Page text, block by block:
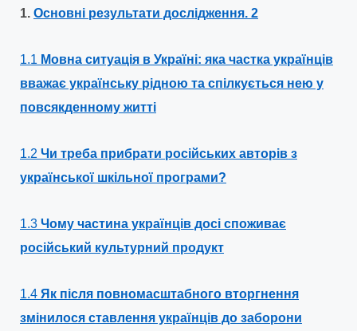
1. Основні результати дослідження. 2
1.1 Мовна ситуація в Україні: яка частка українців
вважає українську рідною та спілкується нею у
повсякденному житті
1.2 Чи треба прибрати російських авторів з
української шкільної програми?
1.3 Чому частина українців досі споживає
російський культурний продукт
1.4 Як після повномасштабного вторгнення
змінилося ставлення українців до заборони